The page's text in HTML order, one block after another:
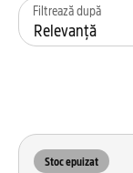
Filtrează după
Stoc epuizat